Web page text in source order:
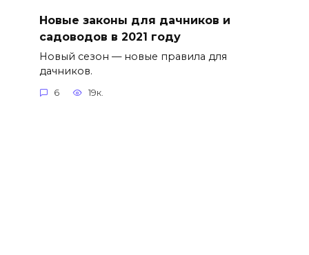
Новые законы для дачников и
садоводов в 2021 году
Новый сезон — новые правила для
дачников.
6 19к.